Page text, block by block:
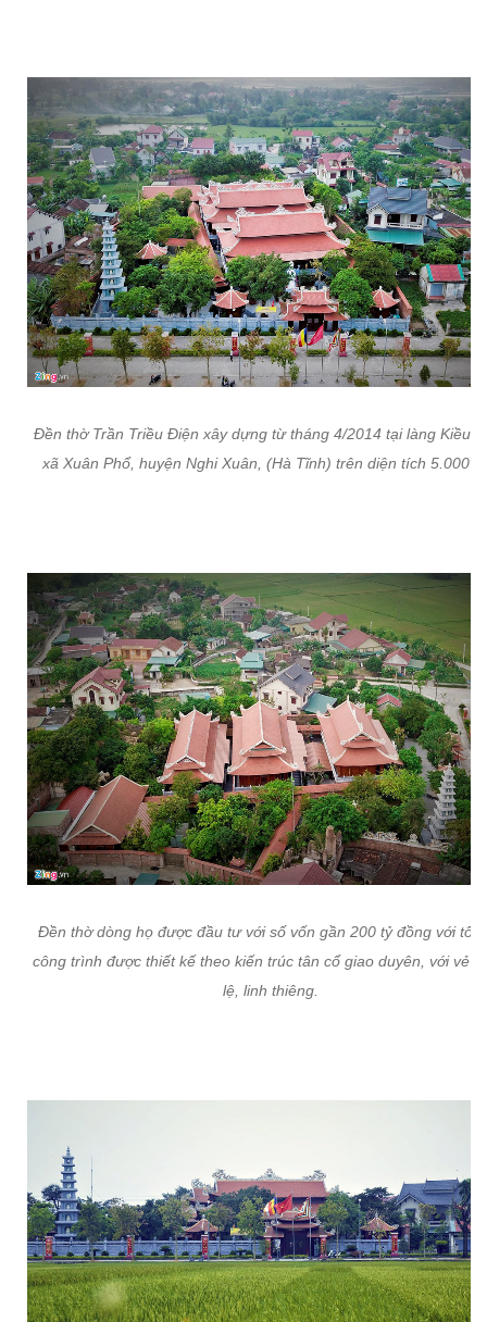
Đền thờ Trần Triều Điện xây dựng từ tháng 4/2014 tại làng Kiều
xã Xuân Phổ, huyện Nghi Xuân, (Hà Tĩnh) trên diện tích 5.000
Đền thờ dòng họ được đầu tư với số vốn gần 200 tỷ đồng với tổ
công trình được thiết kế theo kiến trúc tân cổ giao duyên, với vẻ
lệ, linh thiêng.